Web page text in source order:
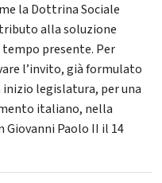
la Dottrina Sociale
alla soluzione
presente. Per
l’invito, già formulato
legislatura, per una
italiano, nella
Paolo II il 14